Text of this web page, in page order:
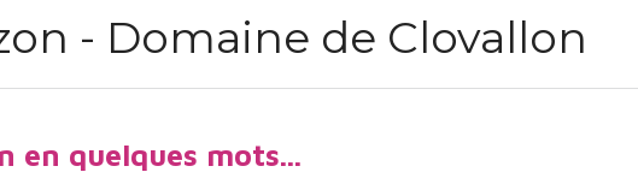
- Domaine de Clovallon
en quelques mots...